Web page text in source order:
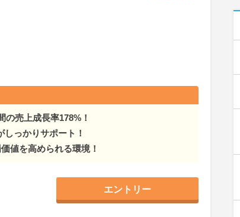
の売上成長率178%！
っかりサポート！
値を高められる環境！
エントリー